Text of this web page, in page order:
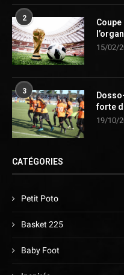
2
15/02/
3
forte
19/10/
CATÉGORIES
Petit Poto
Basket 225
Baby Foot